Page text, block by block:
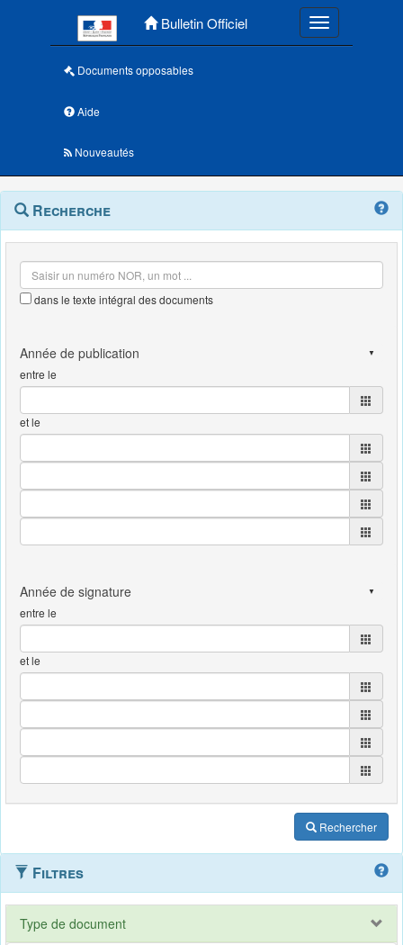
Bulletin Officiel Toggle
Documents opposables
Aide
Nouveautés
Navigation
outils
Menu
contextuel
Recherche
dans le texte intégral des documents
entre le
et le
entre le
et le
Rechercher
Filtres
Type de document